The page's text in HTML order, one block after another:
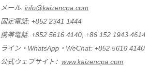
メール: info@kaizencpa.com
固定電話: +852 2341 1444
携帯電話: +852 5616 4140, +86 152 1943 4614
ライン・WhatsApp・WeChat: +852 5616 4140
公式ウェブサイト： www.kaizencpa.com